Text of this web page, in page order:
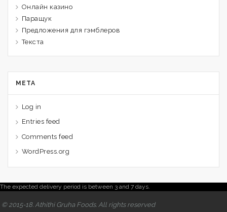
Онлайн казино
Паращук
Предложения для гэмблеров
Текста
META
Log in
Entries feed
Comments feed
WordPress.org
The expected delivery period is between 3 and 7 days.
© 2015-18. Athithi Gruha Foods. All rights reserved